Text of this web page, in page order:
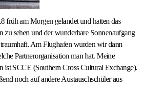
früh am Morgen gelandet und hatten das
zu sehen und der wunderbare Sonnenaufgang
Am Flughafen wurden wir dann
Partnerorganisation man hat. Meine
ist SCCE (Southern Cross Cultural Exchange).
noch auf andere Austauschschüler aus